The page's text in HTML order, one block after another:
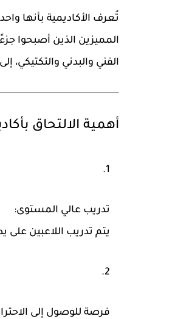
تُعرف الأكاديمية بأنها
المميزين الذين أصبحوا
الفني والبدني والتكتيكي،
أهمية الالتحاق
تدريب عالي المستوى:
يتم تدريب اللاعبين
فرصة للوصول إلى